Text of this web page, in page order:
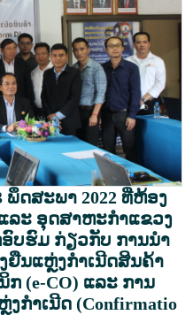
ພຶດສະພາ 2022 ທີ່ຫ້ອງ
ລະ ອຸດສາຫະກຳແຂວງ
ບຮົມ ກ່ຽວກັບ ການນຳ
ຢືນແຫຼ່ງກໍາເນີດສິນຄ້າ
ກ (e-CO) ແລະ ການ
ກໍາເນີດ (Confirmatio